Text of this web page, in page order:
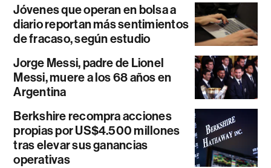
Jóvenes que operan en bolsa a
diario reportan más sentimientos
de fracaso, según estudio
Jorge Messi, padre de Lionel
Messi, muere a los 68 años en
Argentina
Berkshire recompra acciones
propias por US$4.500 millones
tras elevar sus ganancias
operativas